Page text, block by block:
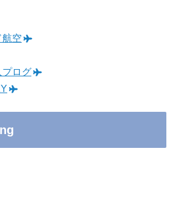
航空
プログ